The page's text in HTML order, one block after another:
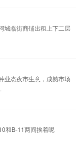
城临街商铺出租上下二层
业态夜市生意，成熟市场
和B-11两间挨着呢